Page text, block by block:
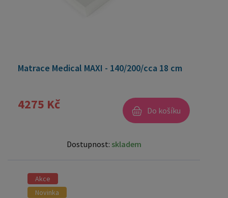
Matrace Medical MAXI - 140/200/cca 18 cm
4275 Kč Do košíku
Dostupnost: skladem
Akce
Novinka